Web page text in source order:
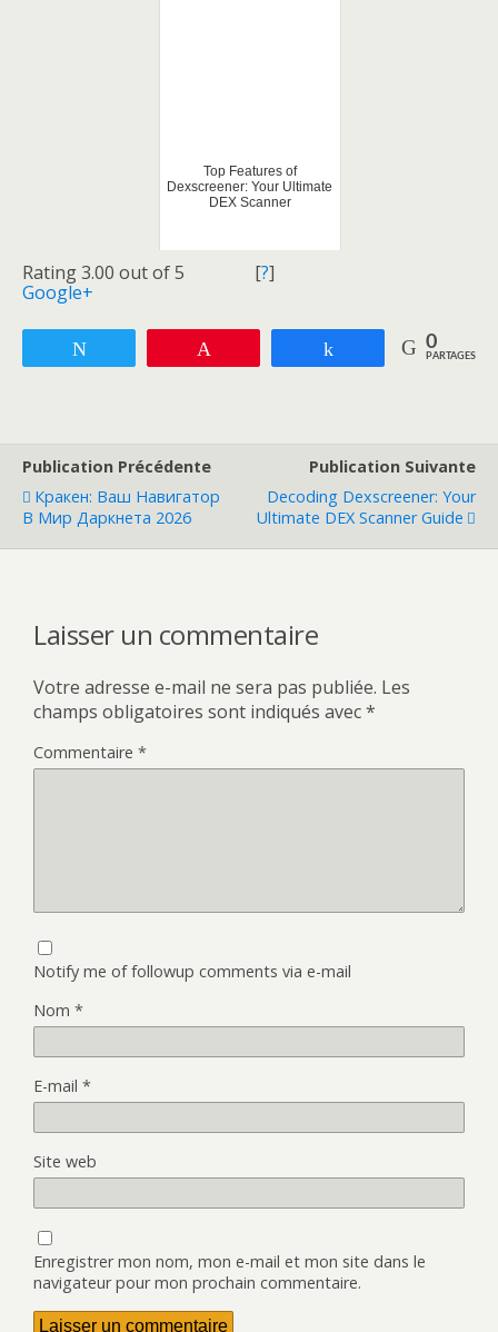
Top Features of
Dexscreener: Your Ultimate
DEX Scanner
Rating 3.00 out of 5 [?]
Google+
Partagez 0
PARTAGES
Publication Précédente
Кракен: Ваш Навигатор
В Мир Даркнета 2026
Publication Suivante
Decoding Dexscreener: Your
Ultimate DEX Scanner Guide
Laisser un commentaire
Votre adresse e-mail ne sera pas publiée. Les
champs obligatoires sont indiqués avec*
Commentaire *
Notify me of followup comments via e-mail
Nom *
E-mail *
Site web
Enregistrer mon nom, mon e-mail et mon site dans le
navigateur pour mon prochain commentaire.